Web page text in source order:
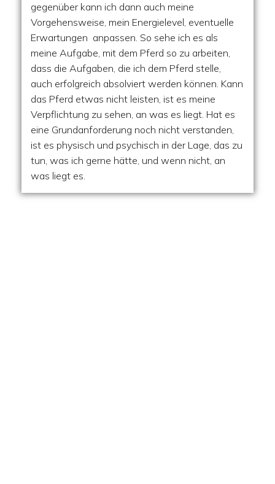
gegenüber kann ich dann auch meine
Vorgehensweise, mein Energielevel, eventuelle
Erwartungen anpassen. So sehe ich es als
meine Aufgabe, mit dem Pferd so zu arbeiten,
dass die Aufgaben, die ich dem Pferd stelle,
auch erfolgreich absolviert werden können. Kann
das Pferd etwas nicht leisten, ist es meine
Verpflichtung zu sehen, an was es liegt. Hat es
eine Grundanforderung noch nicht verstanden,
ist es physisch und psychisch in der Lage, das zu
tun, was ich gerne hätte, und wenn nicht, an
was liegt es.